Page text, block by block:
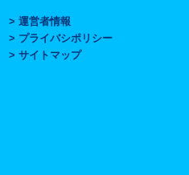
運営者情報
プライバシポリシー
サイトマップ